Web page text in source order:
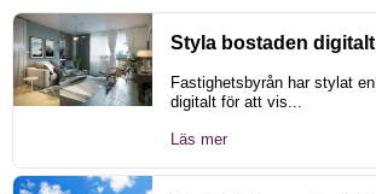
Styla bostaden digitalt
Fastighetsbyrån har stylat
digitalt för att vis...
Läs mer